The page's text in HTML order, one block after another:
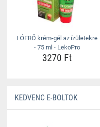
LÓERŐ krém-gél az ízületekre
- 75 ml - LekoPro
3270 Ft
KEDVENC E-BOLTOK